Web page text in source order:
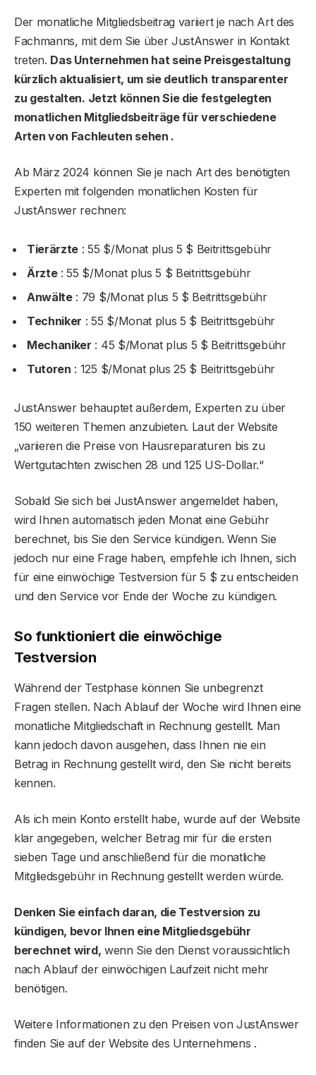
Der monatliche Mitgliedsbeitrag variiert je nach Art des
Fachmanns, mit dem Sie über JustAnswer in Kontakt
treten. Das Unternehmen hat seine Preisgestaltung
kürzlich aktualisiert, um sie deutlich transparenter
zu gestalten. Jetzt können Sie die festgelegten
monatlichen Mitgliedsbeiträge für verschiedene
Arten von Fachleuten sehen .
Ab März 2024 können Sie je nach Art des benötigten
Experten mit folgenden monatlichen Kosten für
JustAnswer rechnen:
Tierärzte : 55 $/Monat plus 5 $ Beitrittsgebühr
Ärzte: 55 $/Monat plus 5 $ Beitrittsgebühr
Anwälte: 79 $/Monat plus 5 $ Beitrittsgebühr
Techniker : 55 $/Monat plus 5 $ Beitrittsgebühr
Mechaniker : 45 $/Monat plus 5 $ Beitrittsgebühr
Tutoren : 125 $/Monat plus 25 $ Beitrittsgebühr
JustAnswer behauptet außerdem, Experten zu über
150 weiteren Themen anzubieten. Laut der Website
„variieren die Preise von Hausreparaturen bis zu
Wertgutachten zwischen 28 und 125 US-Dollar.“
Sobald Sie sich bei JustAnswer angemeldet haben,
wird Ihnen automatisch jeden Monat eine Gebühr
berechnet, bis Sie den Service kündigen. Wenn Sie
jedoch nur eine Frage haben, empfehle ich Ihnen, sich
für eine einwöchige Testversion für 5 $ zu entscheiden
und den Service vor Ende der Woche zu kündigen.
So funktioniert die einwöchige
Testversion
Während der Testphase können Sie unbegrenzt
Fragen stellen. Nach Ablauf der Woche wird Ihnen eine
monatliche Mitgliedschaft in Rechnung gestellt. Man
kann jedoch davon ausgehen, dass Ihnen nie ein
Betrag in Rechnung gestellt wird, den Sie nicht bereits
kennen.
Als ich mein Konto erstellt habe, wurde auf der Website
klar angegeben, welcher Betrag mir für die ersten
sieben Tage und anschließend für die monatliche
Mitgliedsgebühr in Rechnung gestellt werden würde.
Denken Sie einfach daran, die Testversion zu
kündigen, bevor Ihnen eine Mitgliedsgebühr
berechnet wird, wenn Sie den Dienst voraussichtlich
nach Ablauf der einwöchigen Laufzeit nicht mehr
benötigen.
Weitere Informationen zu den Preisen von JustAnswer
finden Sie auf der Website des Unternehmens .